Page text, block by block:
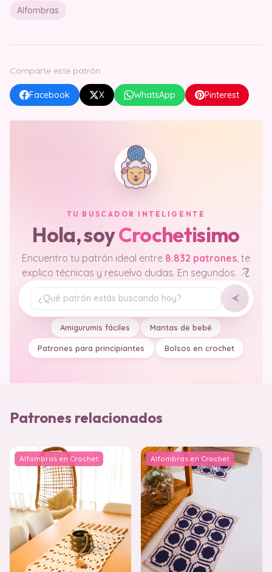
Alfombras
Comparte este patrón
Facebook X WhatsApp Pinterest
TU BUSCADOR INTELIGENTE
Hola, soyCrochetisimo
Encuentro tu patrón ideal entre 8.832 patrones, te
explico técnicas y resuelvo dudas. En segundos.
Tu pregunta
Amigurumis fáciles Mantas de bebé
Patrones para principiantes Bolsos en crochet
Patrones relacionados
Alfombras en Crochet Alfombras en Crochet